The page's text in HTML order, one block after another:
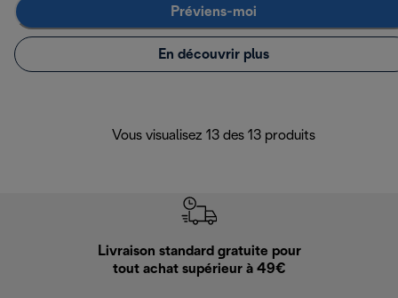
Préviens-moi
En découvrir plus
Vous visualisez 13 des 13 produits
Livraison standard gratuite pour
tout achat supérieur à 49€